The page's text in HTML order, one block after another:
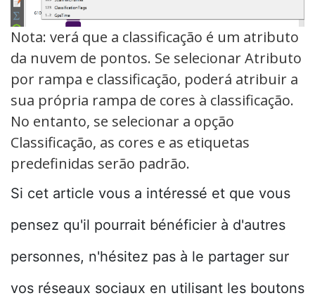
Nota: verá que a classificação é um atributo
da nuvem de pontos. Se selecionar Atributo
por rampa e classificação, poderá atribuir a
sua própria rampa de cores à classificação.
No entanto, se selecionar a opção
Classificação, as cores e as etiquetas
predefinidas serão padrão.
Si cet article vous a intéressé et que vous
pensez qu'il pourrait bénéficier à d'autres
personnes, n'hésitez pas à le partager sur
vos réseaux sociaux en utilisant les boutons